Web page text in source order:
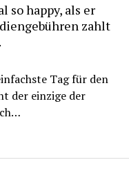
so happy, als er
zahlt
Tag für den
der einzige der